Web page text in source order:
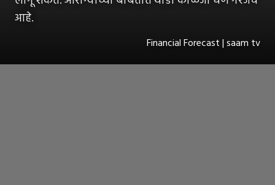
आहे.
Financial Forecast | saam tv